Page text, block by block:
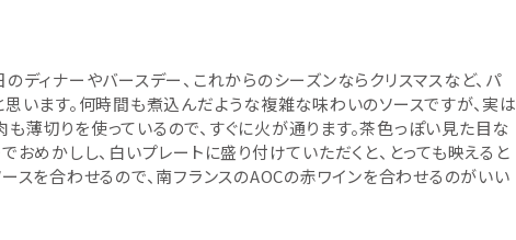
ディナーやバースデー、これからのシーズンならクリスマスなど、パ
思います。何時間も煮込んだような複雑な味わいのソースですが、実は
薄切りを使っているので、すぐに火が通ります。茶色っぽい見た目な
おめかしし、白いプレートに盛り付けていただくと、とっても映えると
スを合わせるので、南フランスのAOCの赤ワインを合わせるのがいい